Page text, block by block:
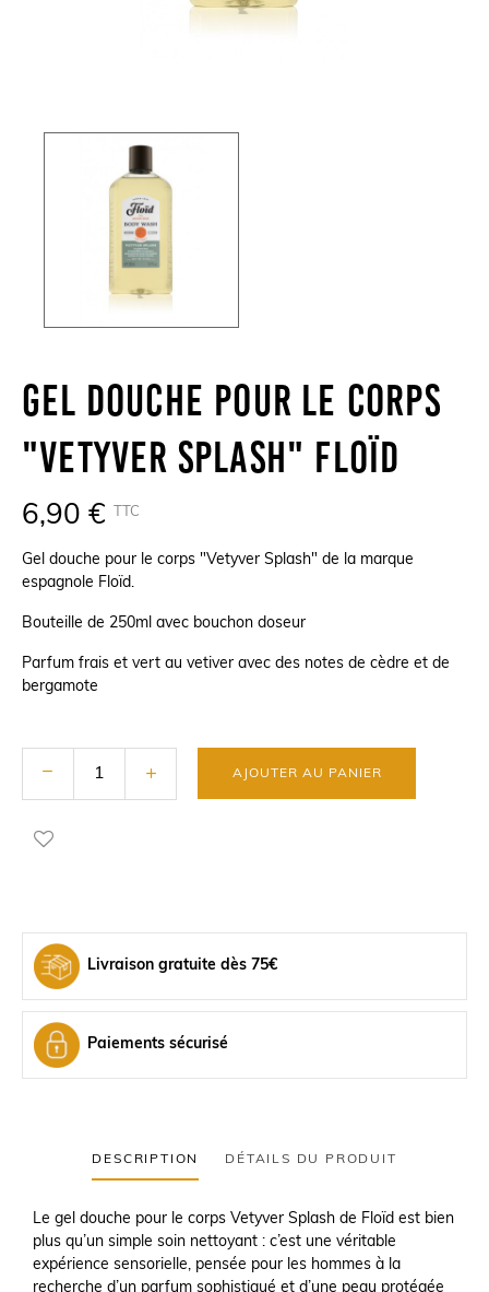
Gel Douche Pour Le Corps
"Vetyver Splash" Floïd
6,90 € TTC
Gel douche pour le corps "Vetyver Splash" de la marque
espagnole Floïd.
Bouteille de 250ml avec bouchon doseur
Parfum frais et vert au vetiver avec des notes de cèdre et de
bergamote
AJOUTER AU PANIER
Livraison gratuite dès 75€
Paiements sécurisé
DESCRIPTION DÉTAILS DU PRODUIT
Le gel douche pour le corps Vetyver Splash de Floïd est bien
plus qu’un simple soin nettoyant : c’est une véritable
expérience sensorielle, pensée pour les hommes à la
recherche d’un parfum sophistiqué et d’une peau protégée